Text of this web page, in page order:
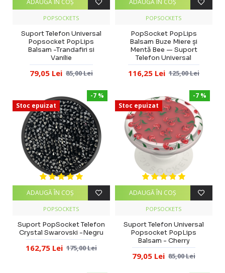
POPSOCKETS
Suport Telefon Universal
Popsocket PopLips
Balsam -Trandafiri si
Vanilie
79,05 Lei 85,00 Lei
ADAUGĂ ÎN COŞ
POPSOCKETS
PopSocket PopLips
Balsam Buze Miere și
Mentă Bee — Suport
Telefon Universal
116,25 Lei 125,00 Lei
ADAUGĂ ÎN COŞ
-7 %
Stoc epuizat
POPSOCKETS
Suport PopSocket Telefon
Crystal Swarovski -Negru
162,75 Lei 175,00 Lei
ADAUGĂ ÎN COŞ
-7 %
Stoc epuizat
POPSOCKETS
Suport Telefon Universal
Popsocket PopLips
Balsam - Cherry
79,05 Lei 85,00 Lei
ADAUGĂ ÎN COŞ